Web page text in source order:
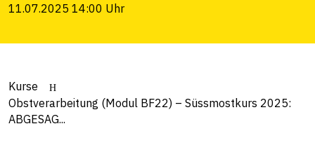
11.07.2025 14:00 Uhr
Kurse
Obstverarbeitung (Modul BF22) – Süssmostkurs 2025:
ABGESAG...